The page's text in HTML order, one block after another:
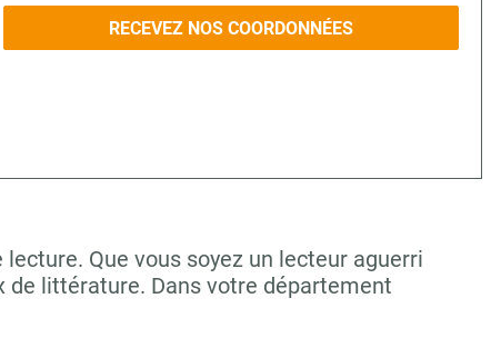
RECEVEZ NOS COORDONNÉES
lecture. Que vous soyez un lecteur aguerri
de littérature. Dans votre département